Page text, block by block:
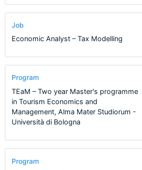
Job
Economic Analyst – Tax Modelling
Program
TEaM – Two year Master's programme
in Tourism Economics and
Management, Alma Mater Studiorum -
Università di Bologna
Program